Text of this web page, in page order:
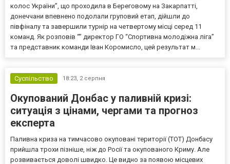
колос України”, що проходила в Береговому на Закарпатті,
донеччани впевнено подолали груповий етап, дійшли до
півфіналу та завершили турнір на четвертому місці серед 11
команд. Як розповів “” директор ГО “Спортивна молодіжна ліга”
та представник команди Іван Коромисло, цей результат м...
Суспільство 18:23, 2 серпня
Окупований Донбас у паливній кризі:
ситуація з цінами, чергами та прогноз
експерта
Паливна криза на тимчасово окуповані території (ТОТ) Донбасу
прийшла трохи пізніше, ніж до Росії та окупованого Криму. Але
розвивається доволі швидко. Це видно за появою місцевих